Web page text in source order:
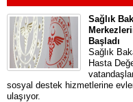
Sağlık
Başladı
Sağlık
Hasta
sosyal destek hizmetlerine
ulaşıyor.